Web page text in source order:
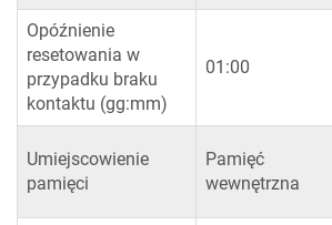
Opóźnienie
resetowania w
przypadku braku
kontaktu (gg:mm)
01:00
Umiejscowienie
pamięci
Pamięć
wewnętrzna